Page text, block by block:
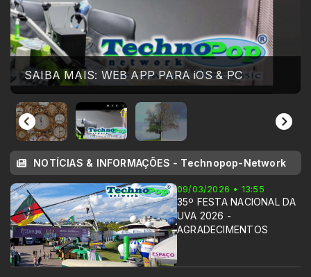
SAIBA MAIS: WEB APP PARA iOS & PC
NOTÍCIAS & INFORMAÇÕES - Technopop-Network
09/03/2026 • 13:55
35º FESTA NACIONAL DA
UVA 2026 -
AGRADECIMENTOS